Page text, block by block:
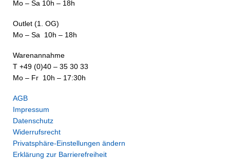
Mo – Sa 10h – 18h
Outlet (1. OG)
Mo – Sa 10h – 18h
Warenannahme
T +49 (0)40 – 35 30 33
Mo – Fr 10h – 17:30h
AGB
Impressum
Datenschutz
Widerrufsrecht
Privatsphäre-Einstellungen ändern
Erklärung zur Barrierefreiheit